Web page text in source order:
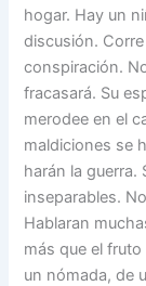
hogar. Hay un
discusión.
conspiración.
fracasará. Su
merodee en el
maldiciones se
harán la guerra.
inseparables.
Hablaran
más que el
un nómada, de